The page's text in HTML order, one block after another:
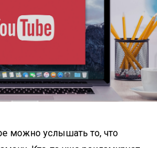
можно услышать то, что